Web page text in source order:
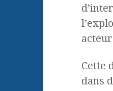
Cette
dans